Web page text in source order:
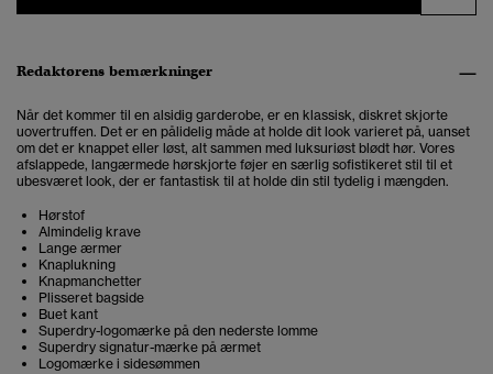
Redaktørens bemærkninger
Når det kommer til en alsidig garderobe, er en klassisk, diskret skjorte
uovertruffen. Det er en pålidelig måde at holde dit look varieret på, uanset
om det er knappet eller løst, alt sammen med luksuriøst blødt hør. Vores
afslappede, langærmede hørskjorte føjer en særlig sofistikeret stil til et
ubesværet look, der er fantastisk til at holde din stil tydelig i mængden.
Hørstof
Almindelig krave
Lange ærmer
Knaplukning
Knapmanchetter
Plisseret bagside
Buet kant
Superdry-logomærke på den nederste lomme
Superdry signatur-mærke på ærmet
Logomærke i sidesømmen